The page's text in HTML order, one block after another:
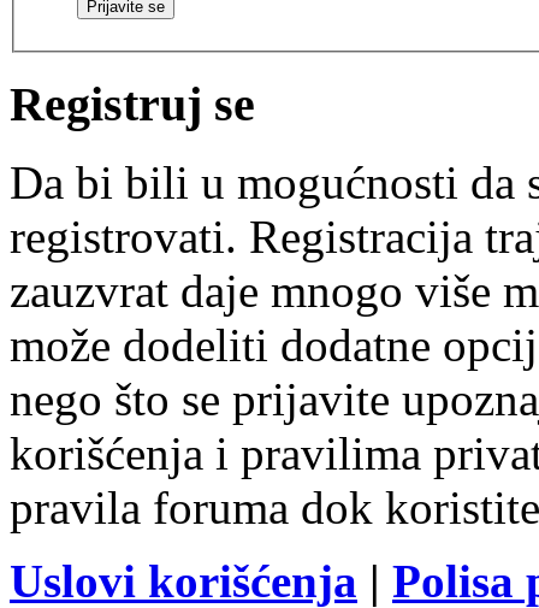
Registruj se
Da bi bili u mogućnosti da
registrovati. Registracija
zauzvrat daje mnogo više
može dodeliti dodatne
nego što se prijavite
korišćenja i pravilima
pravila foruma dok
Uslovi korišćenja | Polisa